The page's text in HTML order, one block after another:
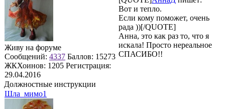
Живу на форуме
Сообщений: 4337 Баллов: 15273
ЖКХоинов: 1205 Регистрация:
29.04.2016
Вот и тепло.
Если кому поможет, очень
рада ))[/QUOTE]
Анна, это как раз то, что я
искала! Просто нереальное
СПАСИБО!!
Должностные инструкции
Шла_мимо1